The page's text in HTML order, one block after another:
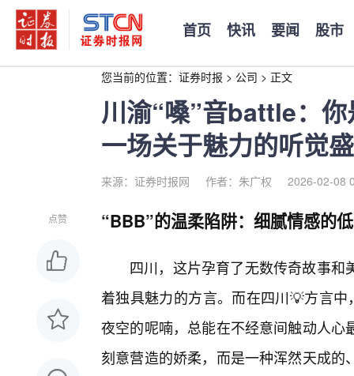
首页 快讯 要闻 股市
您当前的位置： 证券时报 > 公司 > 正文
川渝“嗓”音battle：
一场关于魅力的听觉
来源：证券时报网 作者：朱广权 2026-02-08
点赞 “BBB”的温柔陷阱：细腻情感的
四川，这片孕育了无数传奇故事
着独具魅力的方言。而在四川💡方言
夜空的呢喃，总能在不经意间触动人
刻意营造的娇柔，而是一种浑然天成